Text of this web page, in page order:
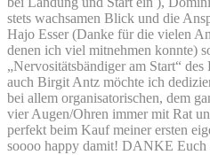
stets wachsamen Blick und die
Hajo Esser (Danke für die vielen
denen ich viel mitnehmen konnte)
„Nervositätsbändiger am Start“
auch Birgit Antz möchte ich
bei allem organisatorischen, dem
vier Augen/Ohren immer mit Rat
perfekt beim Kauf meiner ersten
soooo happy damit! DANKE Euch